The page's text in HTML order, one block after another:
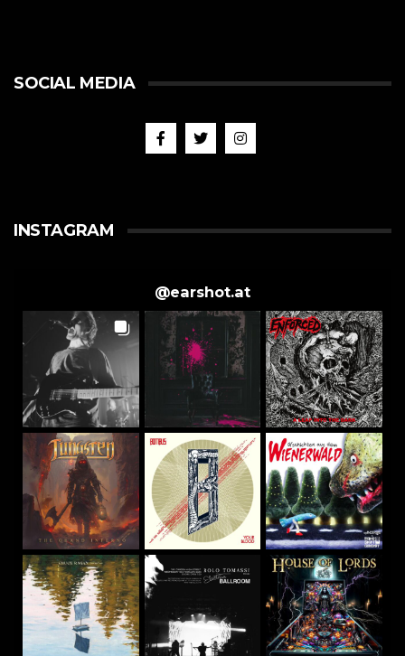
SOCIAL MEDIA
INSTAGRAM
@earshot.at